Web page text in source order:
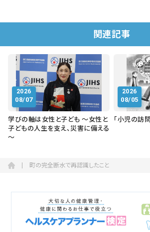
関連記事
2026
08/07
学びの軸は女性と子ども ～女性と
子どもの人生を支え、災害に備える
～
2026
08/05
「小児の訪
町の完全断水で再認識したこと